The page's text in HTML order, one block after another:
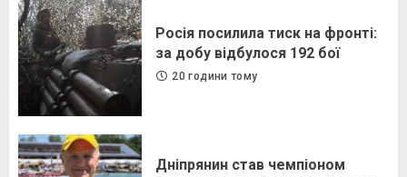
Росія посилила тиск на фронті:
за добу відбулося 192 бої
20 години тому
Дніпрянин став чемпіоном